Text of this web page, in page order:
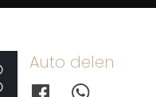
Auto delen